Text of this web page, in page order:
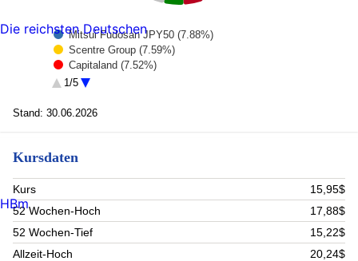
Mitsui Fudosan JPY50 (7.88%)
Scentre Group (7.59%)
Capitaland (7.52%)
Link Reit (6.9%)
Charter Hall Retail REIT (4.52%)
Kenedix Realty (4.39%)
1/5
Stand: 30.06.2026
Kursdaten
Kurs
15,95$
52 Wochen-Hoch
17,88$
52 Wochen-Tief
15,22$
Allzeit-Hoch
20,24$
Die reichsten Deutschen
HBm